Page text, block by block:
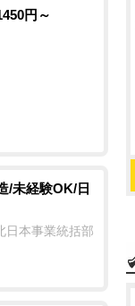
円～
/未経験OK/日
日本事業統括部